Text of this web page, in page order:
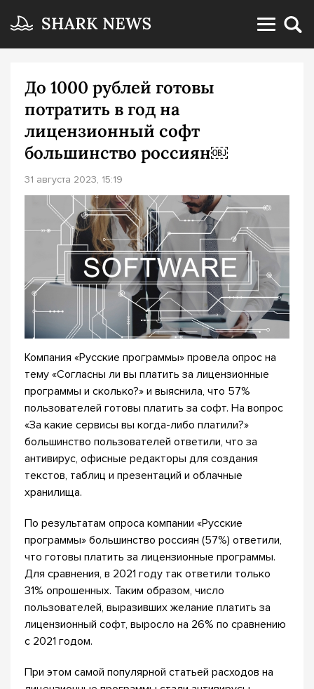
До 1000 рублей готовы
потратить в год на
лицензионный софт
большинство россиян￼
31 августа 2023, 15:19
Компания «Русские программы» провела опрос на
тему «Согласны ли вы платить за лицензионные
программы и сколько?» и выяснила, что 57%
пользователей готовы платить за софт. На вопрос
«За какие сервисы вы когда-либо платили?»
большинство пользователей ответили, что за
антивирус, офисные редакторы для создания
текстов, таблиц и презентаций и облачные
хранилища.
По результатам опроса компании «Русские
программы» большинство россиян (57%) ответили,
что готовы платить за лицензионные программы.
Для сравнения, в 2021 году так ответили только
31% опрошенных. Таким образом, число
пользователей, выразивших желание платить за
лицензионный софт, выросло на 26% по сравнению
с 2021 годом.
При этом самой популярной статьей расходов на